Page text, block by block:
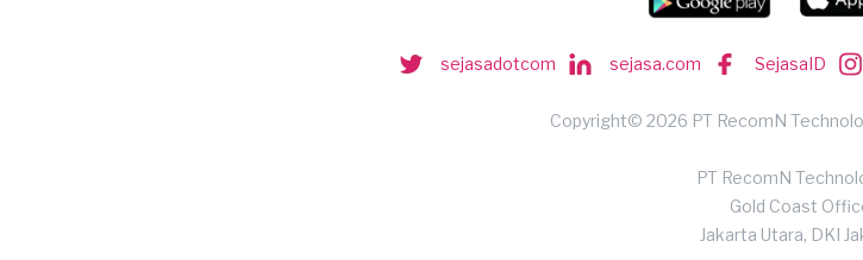
sejasadotcom sejasa.com SejasaID
Copyright© 2026 PT RecomN
PT RecomN
Gold Coast
Jakarta Utara, DKI